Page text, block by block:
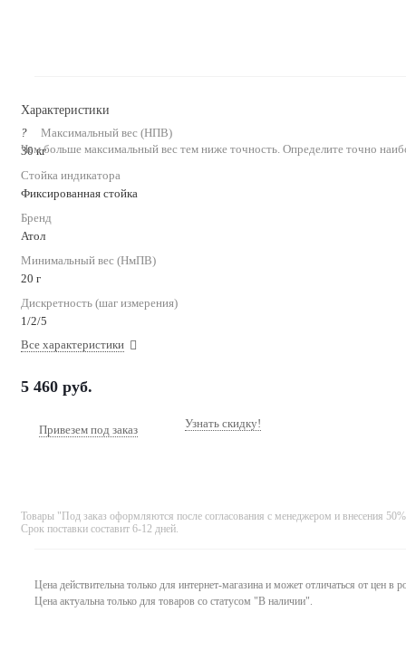
Характеристики
?
Чем больше максимальный вес тем ниже точность. Определите точно
Максимальный вес (НПВ)
30 кг
Стойка индикатора
Фиксированная стойка
Бренд
Атол
Минимальный вес (НмПВ)
20 г
Дискретность (шаг измерения)
1/2/5
Все характеристики
5 460 руб.
Привезем под заказ Узнать скидку!
Товары "Под заказ оформляются после согласования с менеджером и внесения
Срок поставки составит 6-12 дней.
Цена действительна только для интернет-магазина и может отличаться от цен в
Цена актуальна только для товаров со статусом "В наличии".